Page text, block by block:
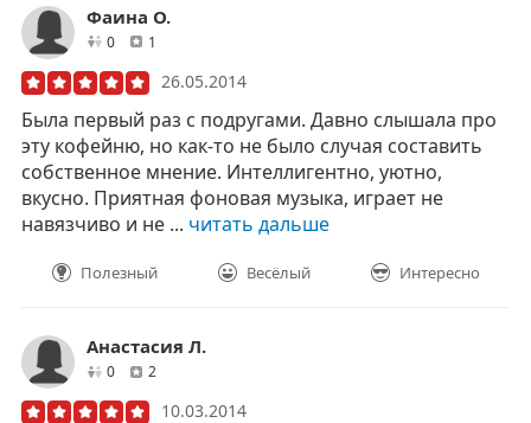
Фаина О.
0друзей1
26.05.2014
Была первый раз с подругами. Давно слышала про
эту кофейню, но как-то не было случая составить
собственное мнение. Интеллигентно, уютно,
вкусно. Приятная фоновая музыка, играет не
навязчиво и не ... читать дальше
Полезный Весёлый Интересно
Анастасия Л.
0друзей
2
10.03.2014